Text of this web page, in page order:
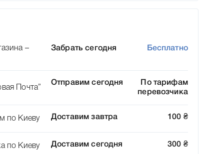
–
Забрать сегодня Бесплатно
Почта”
Отправим сегодня
По тарифам
перевозчика
по Киеву Доставим завтра 100 ₴
по Киеву Доставим сегодня 300 ₴